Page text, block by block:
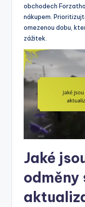
obchodech
nákupem.
omezenou dobu,
zážitek.
Jaké
odměny